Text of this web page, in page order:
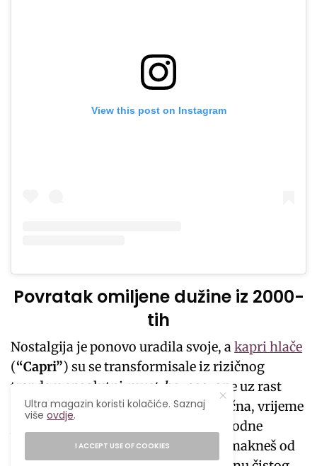
View this post on Instagram
Povratak omiljene dužine iz 2000-
tih
Nostalgija je ponovo uradila svoje, akapri hlače
(“Capri”) su se transformisale iz rizičnog
trenda u apsolutni must-have sezone uz rast
pretraga od475%. Ako si bila skeptična, vrijeme
je da pogledaš kako ih kombinuju modne
insajderke. Tajna je u tome da se odmakneš od
Ultra magazin koristi kolačiće. Saznaj
višeovdje.
I ACCEPT USE OF COOKIES